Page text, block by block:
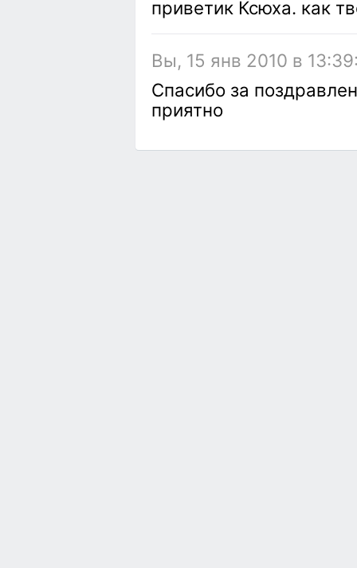
приветик Ксюха. как
Вы, 15 янв 2010 в
Спасибо за
приятно